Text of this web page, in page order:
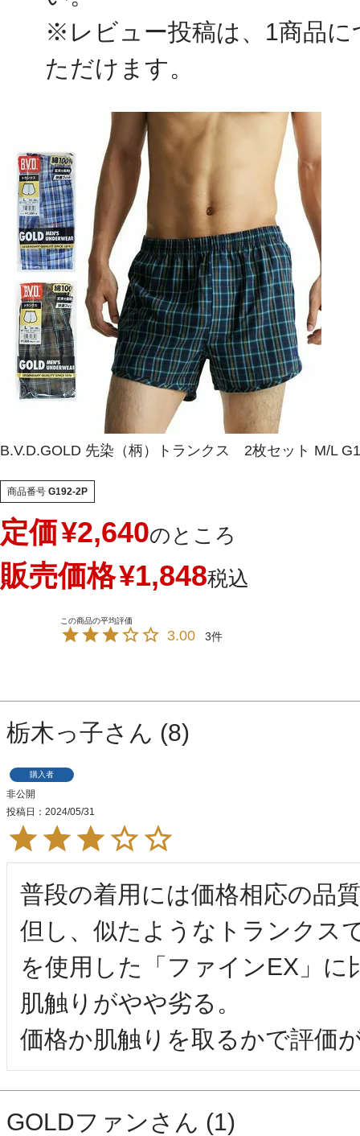
※レビュー投稿は、1商品に
ただけます。
B.V.D.GOLD 先染（柄）トランクス 2枚セット M/L
商品番号 G192-2P
定価¥2,640のところ
販売価格¥1,848税込
3.00 3
栃木っ子 8
購入者
非公開
投稿日
2024/05/31
普段の着用には価格相応の品
但し、似たようなトランクス
を使用した「ファインEX」に
肌触りがやや劣る。
価格か肌触りを取るかで評価
GOLDファン 1